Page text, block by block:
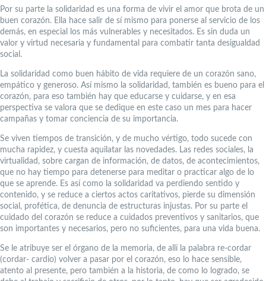
Por su parte la solidaridad es una forma de vivir el amor que brota de un
buen corazón. Ella hace salir de sí mismo para ponerse al servicio de los
demás, en especial los más vulnerables y necesitados. Es sin duda un
valor y virtud necesaria y fundamental para combatir tanta desigualdad
social.
La solidaridad como buen hábito de vida requiere de un corazón sano,
empático y generoso. Así mismo la solidaridad, también es bueno para el
corazón, para eso también hay que educarse y cuidarse, y en esa
perspectiva se valora que se dedique en este caso un mes para hacer
campañas y tomar conciencia de su importancia.
Se viven tiempos de transición, y de mucho vértigo, todo sucede con
mucha rapidez, y cuesta aquilatar las novedades. Las redes sociales, la
virtualidad, sobre cargan de información, de datos, de acontecimientos,
que no hay tiempo para detenerse para meditar o practicar algo de lo
que se aprende. Es así como la solidaridad va perdiendo sentido y
contenido, y se reduce a ciertos actos caritativos, pierde su dimensión
social, profética, de denuncia de estructuras injustas. Por su parte el
cuidado del corazón se reduce a cuidados preventivos y sanitarios, que
son importantes y necesarios, pero no suficientes, para una vida buena.
Se le atribuye ser el órgano de la memoria, de allí la palabra re-cordar
(cordar- cardio) volver a pasar por el corazón, eso lo hace sensible,
atento al presente, pero también a la historia, de como lo logrado, se